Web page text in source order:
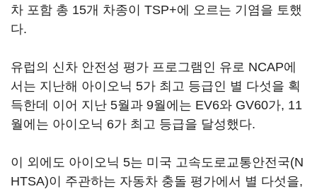
차 포함 총 15개 차종이 TSP+에 오르는 기염을 토했
다.
유럽의 신차 안전성 평가 프로그램인 유로 NCAP에
서는 지난해 아이오닉 5가 최고 등급인 별 다섯을 획
득한데 이어 지난 5월과 9월에는 EV6와 GV60가, 11
월에는 아이오닉 6가 최고 등급을 달성했다.
이 외에도 아이오닉 5는 미국 고속도로교통안전국(N
HTSA)이 주관하는 자동차 충돌 평가에서 별 다섯을,